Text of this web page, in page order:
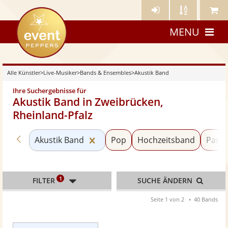
Künstler- Künstler Meine
eventpeppers
MENU
Alle Künstler>Live-Musiker>Bands & Ensembles>Akustik Band
Ihre Suchergebnisse für
Akustik Band in Zweibrücken,
Rheinland-Pfalz
Zurück zu «Bands & Ensembles»
Akustik Band Kategorie «Akustik Band»
Pop Hochzeitsband
FILTER 1 SUCHE ÄNDERN
Seite 1 von 2 40 Bands